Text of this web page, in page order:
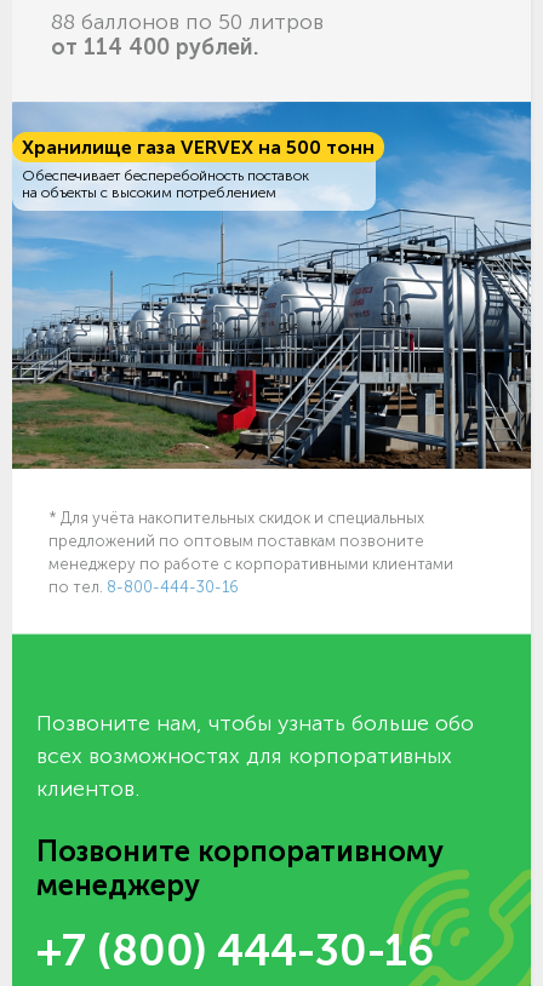
88 баллонов по 50 литров
от 114 400 рублей.
Хранилище газа VERVEX на 500 тонн
Обеспечивает бесперебойность поставок
на объекты с высоким потреблением
* Для учёта накопительных скидок и специальных
предложений по оптовым поставкам позвоните
менеджеру по работе с корпоративными клиентами
по тел. 8-800-444-30-16
Позвоните нам, чтобы узнать больше обо
всех возможностях для корпоративных
клиентов.
Позвоните корпоративному
менеджеру
+7 (800) 444-30-16